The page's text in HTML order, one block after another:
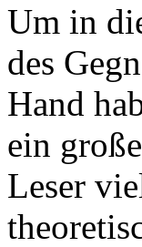
Um in
des
Hand
ein
Leser